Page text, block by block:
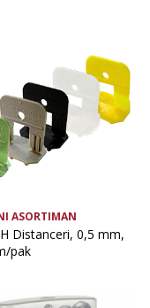
ASORTIMAN
Distanceri, 0,5 mm,
pak